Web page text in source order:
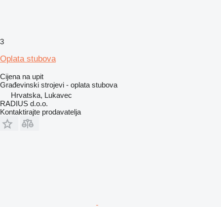
3
Oplata stubova
Cijena na upit
Građevinski strojevi - oplata stubova
Hrvatska, Lukavec
RADIUS d.o.o.
Kontaktirajte prodavatelja